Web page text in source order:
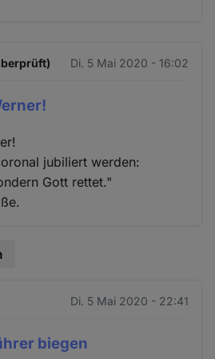
Di. 5 Mai 2020 - 16:02
jubiliert werden:
Gott rettet."
Di. 5 Mai 2020 - 22:41
biegen